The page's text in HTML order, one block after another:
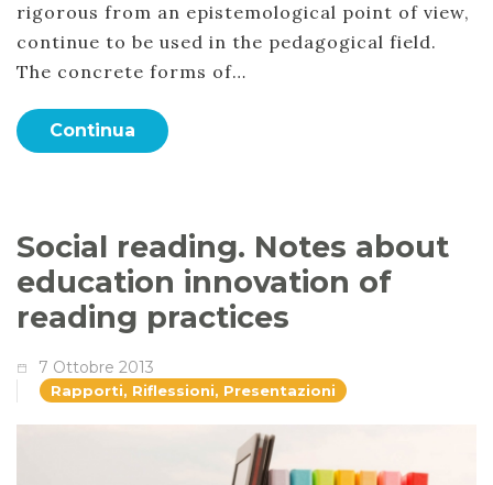
rigorous from an epistemological point of view,
continue to be used in the pedagogical field.
The concrete forms of…
Continua
Social reading. Notes about
education innovation of
reading practices
7 Ottobre 2013
Rapporti, Riflessioni, Presentazioni